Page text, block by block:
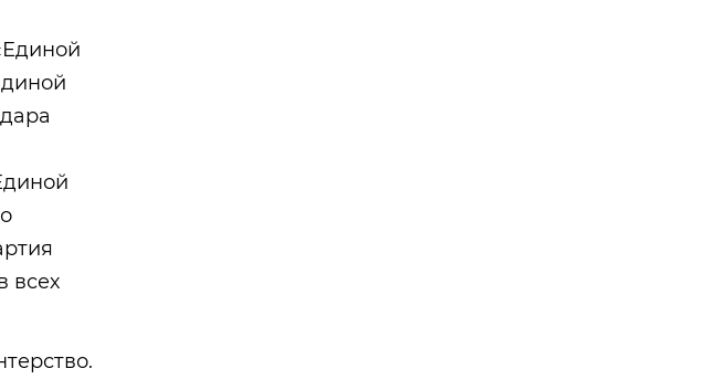
всех